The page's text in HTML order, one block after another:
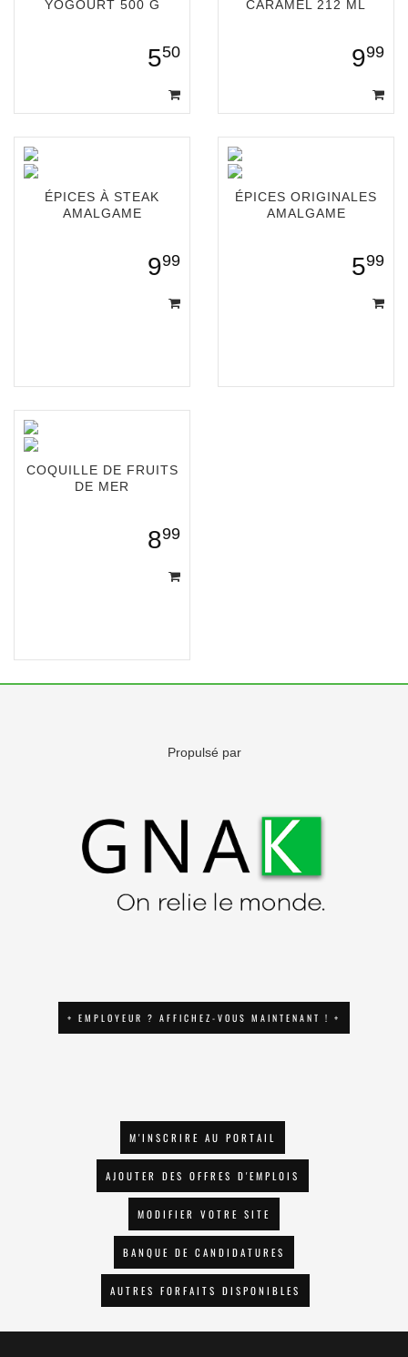
YOGOURT 500 G
550
CARAMEL 212 ML
999
ÉPICES À STEAK
AMALGAME
999
ÉPICES ORIGINALES
AMALGAME
599
COQUILLE DE FRUITS
DE MER
899
Propulsé par
+ EMPLOYEUR ? AFFICHEZ-VOUS MAINTENANT ! +
M'INSCRIRE AU PORTAIL
AJOUTER DES OFFRES D'EMPLOIS
MODIFIER VOTRE SITE
BANQUE DE CANDIDATURES
AUTRES FORFAITS DISPONIBLES